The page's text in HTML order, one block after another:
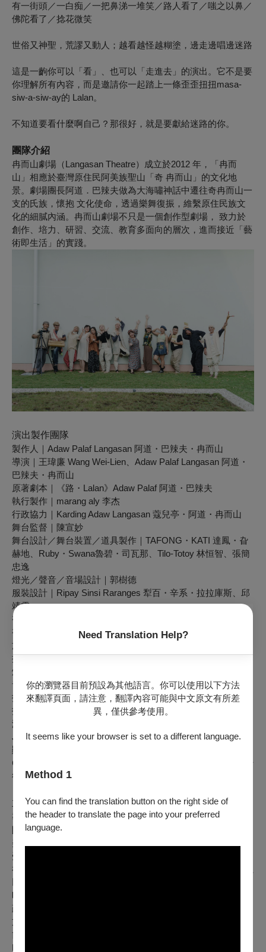
Need Translation Help?
你的瀏覽器目前預設為其他語言。你可以使用以下方法
來翻譯頁面，請注意，翻譯內容可能與中文原文有所差
異，僅供參考使用。
It seems like your browser is set to a different language.
Method 1
You can find the translation button on the right side of
the header to translate the page into your preferred
language.
有一街頭／一白痴／一把鼻涕一堆笑／路人看了／嗤之以鼻／
佛陀看了／捻花微笑
世俗又神聖，荒謬又動人；越看越怪越糊塗，邊走邊唱邊迷路
這是一齣你可以「看」、也可以「走進去」的演出。它不是要
你理解所有內容，而是邀請你一起踏上一條歪歪扭扭masa-
siw-a-siw-ay的 Lalan。
不知道要看什麼啊自己？那很好，就是要獻給迷路的你。
團隊介紹
冉而山劇場（Langasan Theatre）成立於2012 年，「冉而
山」相應於臺灣原住民阿美族聖山「奇 冉而山」的文化地
景。劇場團長阿道．巴辣夫做為大海嘯神話中遷往奇冉而山一
支的氏族，懷抱 文化使命，透過樂舞復振，維繫原住民族文
化的細膩內涵。冉而山劇場不只是一個創作型劇場， 致力於
創作、培力、研習、交流、教育多面向的層次，進而接近「藝
術即生活」的實踐。
演出製作團隊
製作人｜Adaw Palaf Langasan 阿道・巴辣夫・冉而山
導演｜王瑋廉 Wang Wei-Lien、Adaw Palaf Langasan 阿道・
巴辣夫・冉而山
原著劇本｜《路・Lalan》Adaw Palaf 阿道・巴辣夫
執行製作｜marang aly 李杰
行政協力｜Karding Adaw Langasan 蔻兒亭・阿道・冉而山
舞台監督｜陳宣妙
舞台設計／舞台裝置／道具製作｜TAFONG・KATI 達鳳・旮
赫地、Ruby・Swana魯碧・司瓦那、Tilo-Totoy 林恒智、張簡
忠逸
燈光／聲音／音場設計｜郭樹德
服裝設計｜Ripay Sinsi Raranges 犁百・辛系・拉拉庫斯、邱
靖雯
視覺繪畫｜Adirong 阿緹蓉
視覺設計｜maya’ a taboeh hayawan 羅媛
族語翻譯｜Moli Ka’ti 摩力・旮禾地
排練助理｜王瑞儀
燈光執行｜楊鈞幃
音響執行｜陳彥軒
技術人員｜陳昀
技術統籌｜群動藝術有限公司
演 員 ｜ Adirong 周邦蓉 Arik Fusay 陳若琳 Awa 劉于仙 Chiu
Jung 邱融 Falahan ’Ilid 楊芷羚 Moli Ka’ti 摩力・旮禾地 Sra 吳
顯堂 Sera Fangis Pacidal 陳少石 Tilo Totoy 林恒智 Tenmoy
Cinaw 騰莫言・基鬧 Uding Wayan 曾信一 王瑞儀 邱靖雯 郭行
衍 溫庭偉 陳怡彤 盧宏文 鍾雨潤（依姓名筆畫順序排列）
主創者介紹
導演｜ 阿道・巴辣夫・冉而山 Adaw Palaf Langasan
阿道・巴辣夫・冉而山 Adaw Palaf Langasan ，太巴塱部落阿
美族人。 遊走於原民展演與小劇場之間的領唱者。四十歲後
受原舞者啟蒙而開始表演工作，經民眾劇場與 行為藝術洗
禮，一路至今。2012年回到太巴塱創立冉而山劇場，逐漸積累
時持續開創在部落的行為藝術場景，鼓動部落族人將文化 底
蘊轉化為藝術表現。 其文學作品及劇作收入「臺灣原住民族
文學選集」、《讀劇的十種方法—2003第一屆台灣國際 讀劇
節全記錄》、「花蓮現代文學選」等，著有長篇劇作《路．
Lalan》。